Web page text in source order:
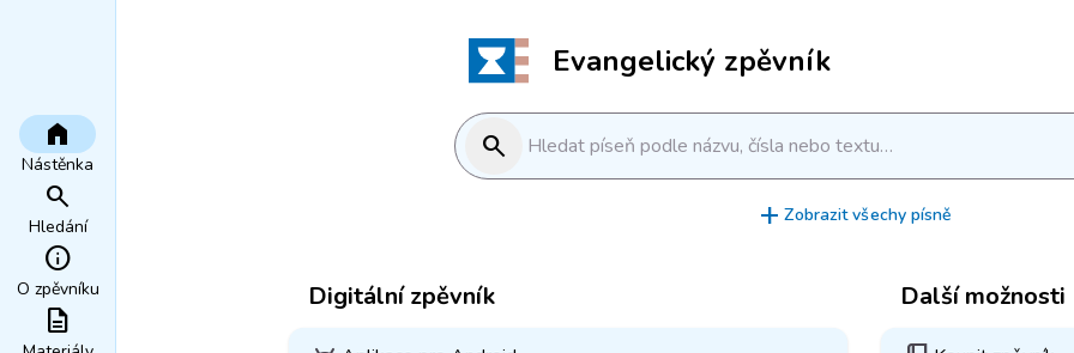
home
Nástěnka
search
Hledání
info
O zpěvníku
description
Evangelický zpěvník
search Hledat píseň podle názvu, čísla nebo textu…
addZobrazit všechy písně
Digitální zpěvník Další možnosti